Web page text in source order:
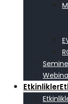
Etkinlikler